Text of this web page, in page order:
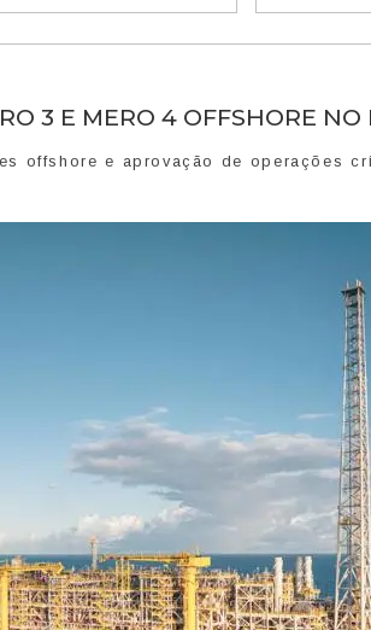
3 E MERO 4 OFFSHORE NO
offshore e aprovação de operações